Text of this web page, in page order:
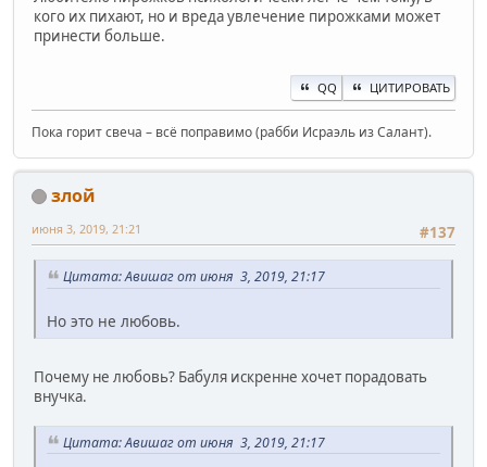
кого их пихают, но и вреда увлечение пирожками может
принести больше.
QQ ЦИТИРОВАТЬ
Пока горит свеча – всё поправимо (рабби Исраэль из Салант).
злой
#137
июня 3, 2019, 21:21
Цитата: Авишаг от июня 3, 2019, 21:17
Но это не любовь.
Почему не любовь? Бабуля искренне хочет порадовать
внучка.
Цитата: Авишаг от июня 3, 2019, 21:17